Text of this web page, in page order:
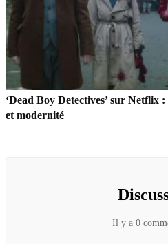
‘Dead Boy Detectives’ sur Netflix
et modernité
Il y a 0